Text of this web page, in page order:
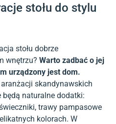
stołu do stylu
stołu dobrze
wnętrzu? Warto zadbać o jej
urządzony jest dom.
skandynawskich
naturalne dodatki:
trawy pampasowe
kolorach. W